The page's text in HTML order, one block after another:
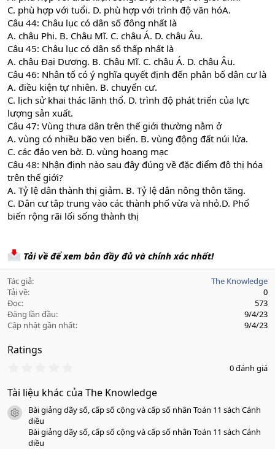
C. phù hợp với tuổi. D. phù hợp với trình độ văn hóA.
Câu 44: Châu lục có dân số đông nhất là
A. châu Phi. B. Châu Mĩ. C. châu Á. D. châu Âu.
Câu 45: Châu lục có dân số thấp nhất là
A. châu Đại Dương. B. Châu Mĩ. C. châu Á. D. châu Âu.
Câu 46: Nhân tố có ý nghĩa quyết định đến phân bố dân cư là
A. điều kiện tự nhiên. B. chuyển cư.
C. lịch sử khai thác lãnh thổ. D. trình độ phát triển của lực
lượng sản xuất.
Câu 47: Vùng thưa dân trên thế giới thường nằm ở
A. vùng có nhiều bão ven biển. B. vùng động đất núi lửa.
C. các đảo ven bờ. D. vùng hoang mạc
Câu 48: Nhận định nào sau đây đúng về đặc điểm đô thị hóa
trên thế giới?
A. Tỷ lệ dân thành thị giảm. B. Tỷ lệ dân nông thôn tăng.
C. Dân cư tâp trung vào các thành phố vừa và nhỏ.D. Phổ
biến rộng rãi lối sống thành thị
Tải về để xem bản đầy đủ và chính xác nhất!
Tác giả
The Knowledge
Tải về
0
Đọc
573
Đăng lần đầu
9/4/23
Cập nhật gần nhất
9/4/23
Ratings
0
0
a
0 đánh giá
Tài liệu khác của The Knowledge
icon tài liệu
Bài giảng dãy số, cấp số cộng và cấp số nhân Toán 11 sách Cánh
diều
Bài giảng dãy số, cấp số cộng và cấp số nhân Toán 11 sách Cánh
diều